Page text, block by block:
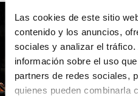
Las cookies de este sitio
contenido y los anuncios,
sociales y analizar el
información sobre el uso
partners de redes sociales,
quienes pueden combinarla